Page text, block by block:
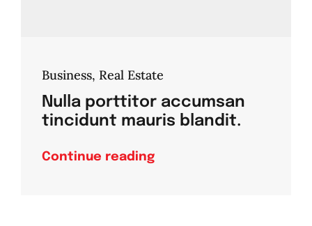
Business, Real Estate
Nulla porttitor accumsan
tincidunt mauris blandit.
Continue reading